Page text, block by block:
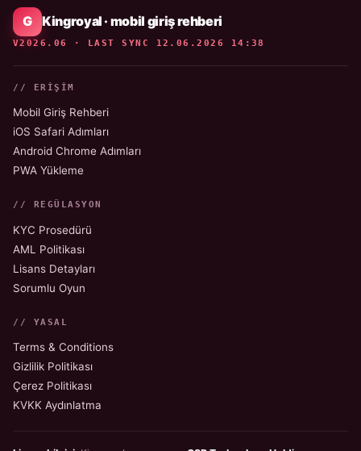
Kingroyal · mobil giriş rehberi
V2026.06 · LAST SYNC 12.06.2026 14:38
// ERIŞIM
Mobil Giriş Rehberi
iOS Safari Adımları
Android Chrome Adımları
PWA Yükleme
// REGÜLASYON
KYC Prosedürü
AML Politikası
Lisans Detayları
Sorumlu Oyun
// YASAL
Terms & Conditions
Gizlilik Politikası
Çerez Politikası
KVKK Aydınlatma